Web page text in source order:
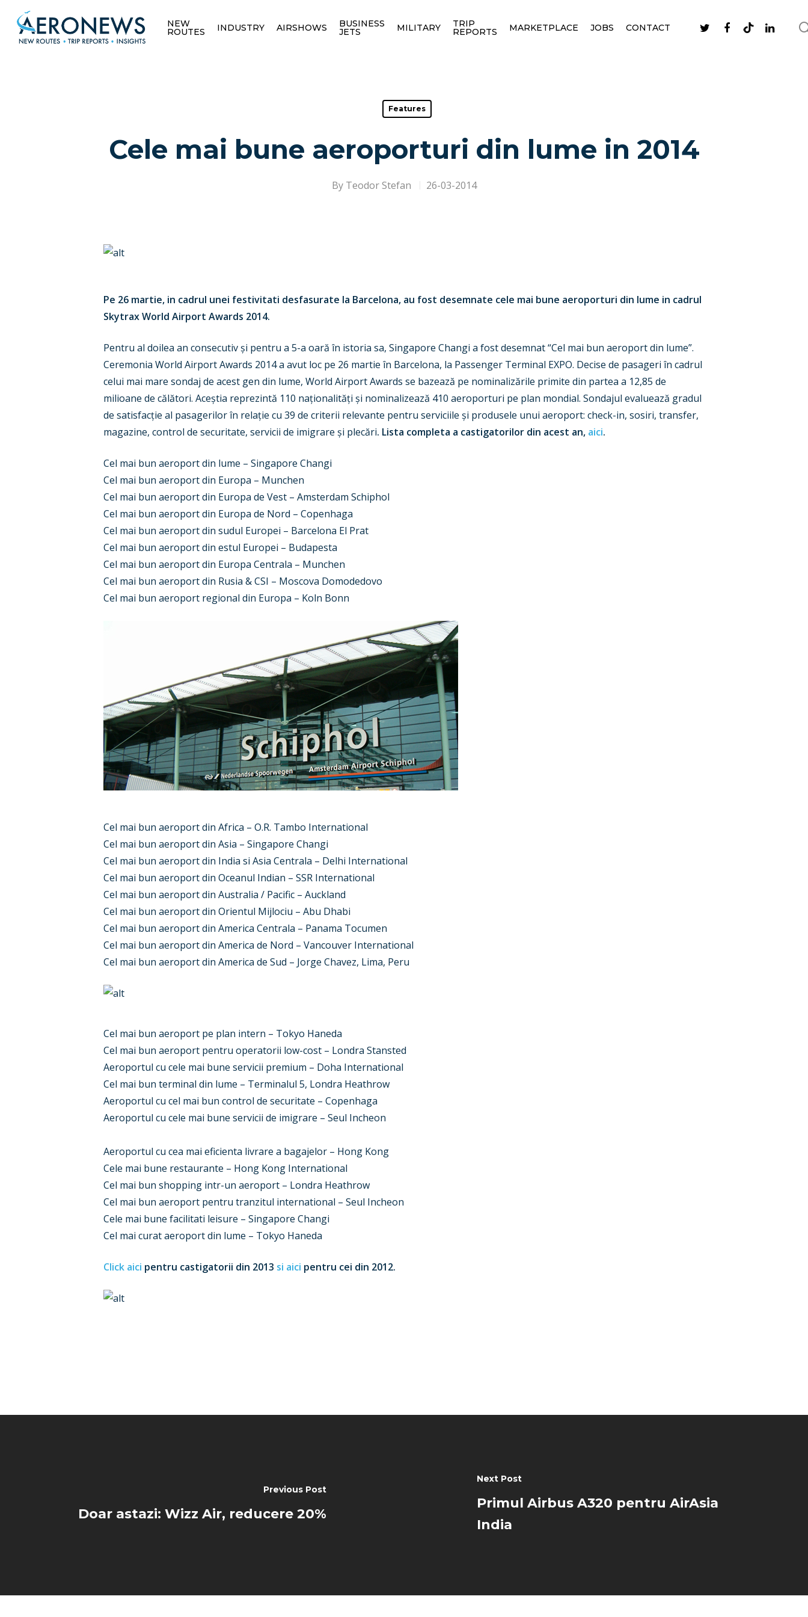
NEW
ROUTES INDUSTRY AIRSHOWS BUSINESS
JETS MILITARY TRIP
REPORTS MARKETPLACE JOBS CONTACT
Features
Cele mai bune aeroporturi din lume in 2014
By Teodor Stefan 26-03-2014
Pe 26 martie, in cadrul unei festivitati desfasurate la Barcelona, au fost desemnate cele mai bune aeroporturi din lume in cadrul
Skytrax World Airport Awards 2014.
Pentru al doilea an consecutiv și pentru a 5-a oară în istoria sa, Singapore Changi a fost desemnat “Cel mai bun aeroport din lume”.
Ceremonia World Airport Awards 2014 a avut loc pe 26 martie în Barcelona, la Passenger Terminal EXPO. Decise de pasageri în cadrul
celui mai mare sondaj de acest gen din lume, World Airport Awards se bazează pe nominalizările primite din partea a 12,85 de
milioane de călători. Aceștia reprezintă 110 naționalități și nominalizează 410 aeroporturi pe plan mondial. Sondajul evaluează gradul
de satisfacție al pasagerilor în relație cu 39 de criterii relevante pentru serviciile și produsele unui aeroport: check-in, sosiri, transfer,
magazine, control de securitate, servicii de imigrare și plecări. Lista completa a castigatorilor din acest an, aici.
Cel mai bun aeroport din lume – Singapore Changi
Cel mai bun aeroport din Europa – Munchen
Cel mai bun aeroport din Europa de Vest – Amsterdam Schiphol
Cel mai bun aeroport din Europa de Nord – Copenhaga
Cel mai bun aeroport din sudul Europei – Barcelona El Prat
Cel mai bun aeroport din estul Europei – Budapesta
Cel mai bun aeroport din Europa Centrala – Munchen
Cel mai bun aeroport din Rusia & CSI – Moscova Domodedovo
Cel mai bun aeroport regional din Europa – Koln Bonn
Cel mai bun aeroport din Africa – O.R. Tambo International
Cel mai bun aeroport din Asia – Singapore Changi
Cel mai bun aeroport din India si Asia Centrala – Delhi International
Cel mai bun aeroport din Oceanul Indian – SSR International
Cel mai bun aeroport din Australia / Pacific – Auckland
Cel mai bun aeroport din Orientul Mijlociu – Abu Dhabi
Cel mai bun aeroport din America Centrala – Panama Tocumen
Cel mai bun aeroport din America de Nord – Vancouver International
Cel mai bun aeroport din America de Sud – Jorge Chavez, Lima, Peru
Cel mai bun aeroport pe plan intern – Tokyo Haneda
Cel mai bun aeroport pentru operatorii low-cost – Londra Stansted
Aeroportul cu cele mai bune servicii premium – Doha International
Cel mai bun terminal din lume – Terminalul 5, Londra Heathrow
Aeroportul cu cel mai bun control de securitate – Copenhaga
Aeroportul cu cele mai bune servicii de imigrare – Seul Incheon
Aeroportul cu cea mai eficienta livrare a bagajelor – Hong Kong
Cele mai bune restaurante – Hong Kong International
Cel mai bun shopping intr-un aeroport – Londra Heathrow
Cel mai bun aeroport pentru tranzitul international – Seul Incheon
Cele mai bune facilitati leisure – Singapore Changi
Cel mai curat aeroport din lume – Tokyo Haneda
Click aici pentru castigatorii din 2013 si aici pentru cei din 2012.
Previous Post
Doar astazi: Wizz Air, reducere 20%
Next Post
Primul Airbus A320 pentru AirAsia
India